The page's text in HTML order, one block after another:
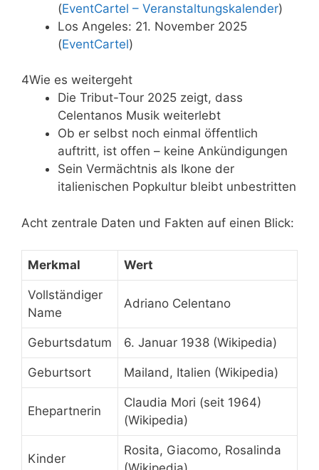
(EventCartel – Veranstaltungskalender)
Los Angeles: 21. November 2025
(EventCartel)
4Wie es weitergeht
Die Tribut-Tour 2025 zeigt, dass
Celentanos Musik weiterlebt
Ob er selbst noch einmal öffentlich
auftritt, ist offen – keine Ankündigungen
Sein Vermächtnis als Ikone der
italienischen Popkultur bleibt unbestritten
Acht zentrale Daten und Fakten auf einen Blick:
Merkmal Wert
Vollständiger
Name
Adriano Celentano
Geburtsdatum 6. Januar 1938 (Wikipedia)
Geburtsort Mailand, Italien (Wikipedia)
Ehepartnerin
Claudia Mori (seit 1964)
(Wikipedia)
Kinder
Rosita, Giacomo, Rosalinda